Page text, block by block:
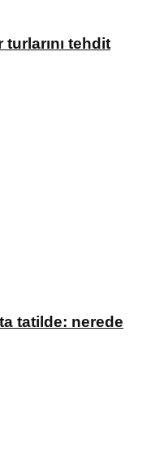
tehdit
tatilde: nerede